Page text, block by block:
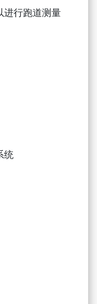
进行跑道测量
统